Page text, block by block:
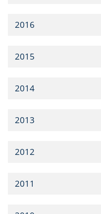
2016
2015
2014
2013
2012
2011